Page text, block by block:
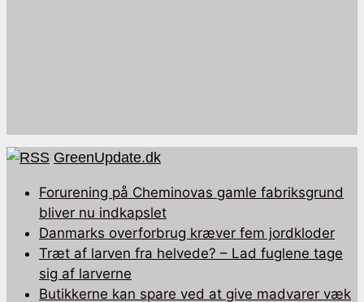
GreenUpdate.dk
Forurening på Cheminovas gamle fabriksgrund
bliver nu indkapslet
Danmarks overforbrug kræver fem jordkloder
Træt af larven fra helvede? – Lad fuglene tage
sig af larverne
Butikkerne kan spare ved at give madvarer væk